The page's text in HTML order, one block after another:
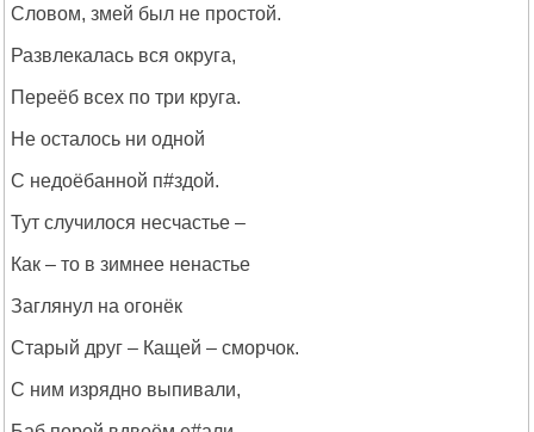
Словом, змей был не простой.
Развлекалась вся округа,
Переёб всех по три круга.
Не осталось ни одной
С недоёбанной п#здой.
Тут случилося несчастье –
Как – то в зимнее ненастье
Заглянул на огонёк
Старый друг – Кащей – сморчок.
С ним изрядно выпивали,